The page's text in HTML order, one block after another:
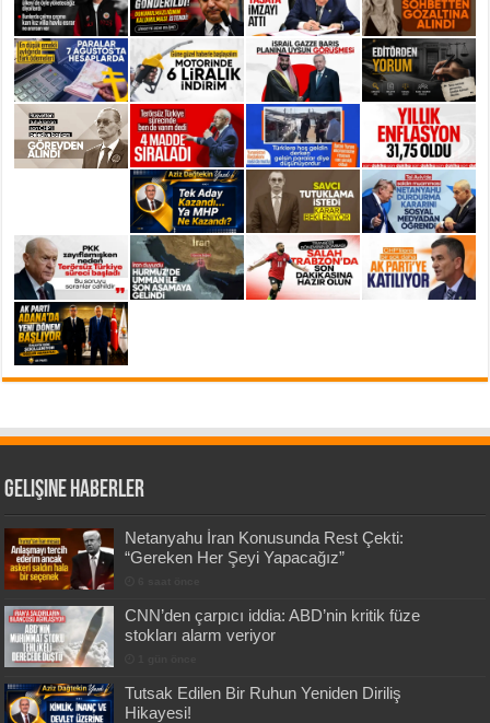
Gelişine Haberler
Netanyahu İran Konusunda Rest Çekti:
“Gereken Her Şeyi Yapacağız”
CNN’den çarpıcı iddia: ABD’nin kritik füze
stokları alarm veriyor
Tutsak Edilen Bir Ruhun Yeniden Diriliş
Hikayesi!